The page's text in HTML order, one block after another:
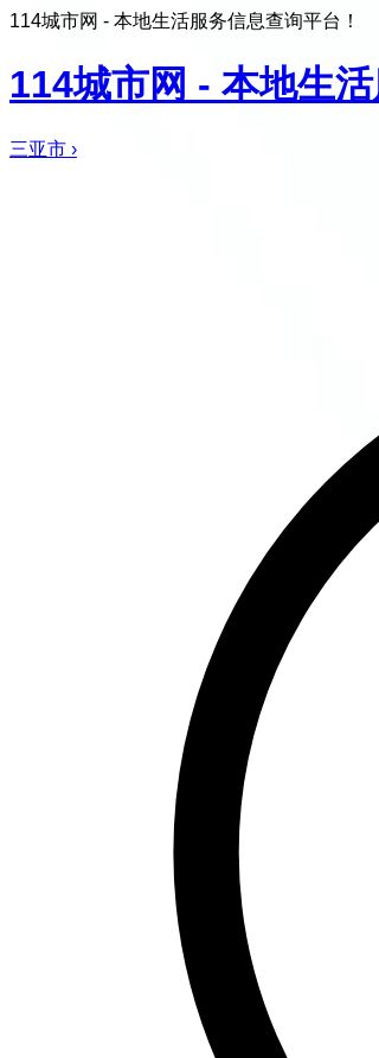
114城市网 - 本地生活服务信息查询平台！
114城市网 - 本地生
三亚市 ›